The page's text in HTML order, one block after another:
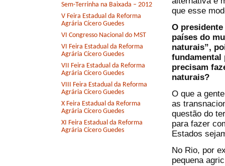
Sem-Terrinha na Baixada – 2012
V Feira Estadual da Reforma
Agrária Cícero Guedes
VI Congresso Nacional do MST
VI Feira Estadual da Reforma
Agrária Cícero Guedes
VII Feira Estadual da Reforma
Agrária Cícero Guedes
VIII Feira Estadual da Reforma
Agrária Cícero Guedes
X Feira Estadual da Reforma
Agrária Cícero Guedes
XI Feira Estadual da Reforma
Agrária Cícero Guedes
que esse
O
países do
naturais”,
fundamental
precisam
naturais?
O que a
as
questão do
para fazer
Estados
No Rio, por
pequena